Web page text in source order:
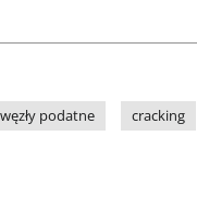
węzły podatne cracking